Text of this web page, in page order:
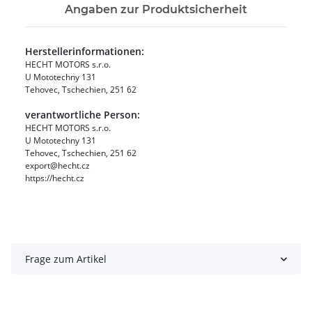
Angaben zur Produktsicherheit
Herstellerinformationen:
HECHT MOTORS s.r.o.
U Mototechny 131
Tehovec, Tschechien, 251 62
verantwortliche Person:
HECHT MOTORS s.r.o.
U Mototechny 131
Tehovec, Tschechien, 251 62
export@hecht.cz
https://hecht.cz
Frage zum Artikel